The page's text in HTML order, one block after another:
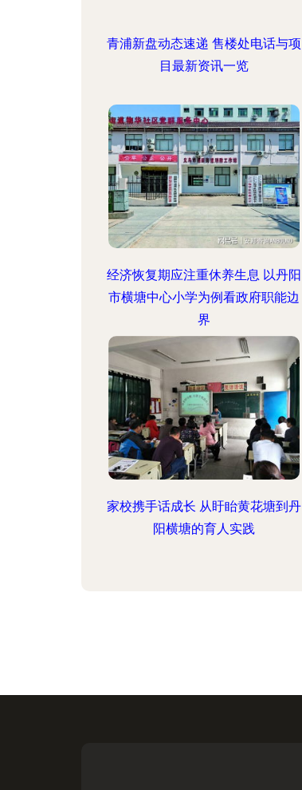
青浦新盘动态速递 售楼处电话与项
目最新资讯一览
经济恢复期应注重休养生息 以丹阳
市横塘中心小学为例看政府职能边
界
家校携手话成长 从盱眙黄花塘到丹
阳横塘的育人实践